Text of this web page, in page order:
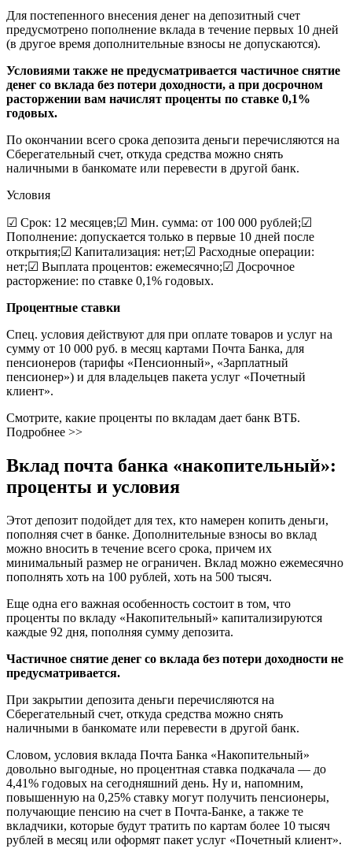
Для постепенного внесения денег на депозитный счет
предусмотрено пополнение вклада в течение первых 10 дней
(в другое время дополнительные взносы не допускаются).
Условиями также не предусматривается частичное снятие
денег со вклада без потери доходности, а при досрочном
расторжении вам начислят проценты по ставке 0,1%
годовых.
По окончании всего срока депозита деньги перечисляются на
Сберегательный счет, откуда средства можно снять
наличными в банкомате или перевести в другой банк.
Условия
☑ Срок: 12 месяцев;☑ Мин. сумма: от 100 000 рублей;☑
Пополнение: допускается только в первые 10 дней после
открытия;☑ Капитализация: нет;☑ Расходные операции:
нет;☑ Выплата процентов: ежемесячно;☑ Досрочное
расторжение: по ставке 0,1% годовых.
Процентные ставки
Спец. условия действуют для при оплате товаров и услуг на
сумму от 10 000 руб. в месяц картами Почта Банка, для
пенсионеров (тарифы «Пенсионный», «Зарплатный
пенсионер») и для владельцев пакета услуг «Почетный
клиент».
Смотрите, какие проценты по вкладам дает банк ВТБ.
Подробнее >>
Вклад почта банка «накопительный»:
проценты и условия
Этот депозит подойдет для тех, кто намерен копить деньги,
пополняя счет в банке. Дополнительные взносы во вклад
можно вносить в течение всего срока, причем их
минимальный размер не ограничен. Вклад можно ежемесячно
пополнять хоть на 100 рублей, хоть на 500 тысяч.
Еще одна его важная особенность состоит в том, что
проценты по вкладу «Накопительный» капитализируются
каждые 92 дня, пополняя сумму депозита.
Частичное снятие денег со вклада без потери доходности не
предусматривается.
При закрытии депозита деньги перечисляются на
Сберегательный счет, откуда средства можно снять
наличными в банкомате или перевести в другой банк.
Словом, условия вклада Почта Банка «Накопительный»
довольно выгодные, но процентная ставка подкачала — до
4,41% годовых на сегодняшний день. Ну и, напомним,
повышенную на 0,25% ставку могут получить пенсионеры,
получающие пенсию на счет в Почта-Банке, а также те
вкладчики, которые будут тратить по картам более 10 тысяч
рублей в месяц или оформят пакет услуг «Почетный клиент».